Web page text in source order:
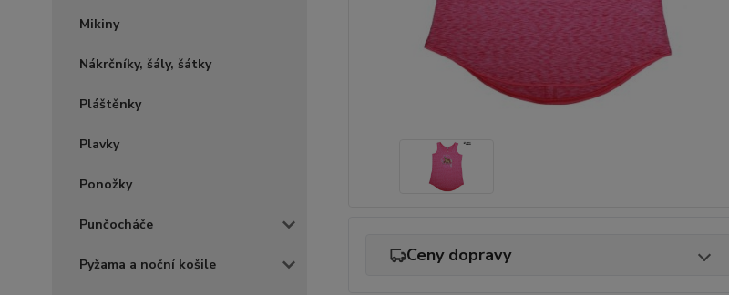
Mikiny
Nákrčníky, šály, šátky
Pláštěnky
Plavky
Ponožky
Punčocháče
Pyžama a noční košile Ceny dopravy